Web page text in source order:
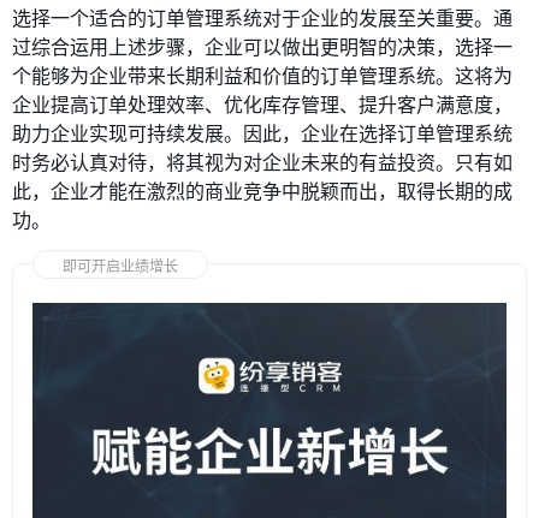
选择一个适合的订单管理系统对于企业的发展至关重要。通
过综合运用上述步骤，企业可以做出更明智的决策，选择一
个能够为企业带来长期利益和价值的订单管理系统。这将为
企业提高订单处理效率、优化库存管理、提升客户满意度，
助力企业实现可持续发展。因此，企业在选择订单管理系统
时务必认真对待，将其视为对企业未来的有益投资。只有如
此，企业才能在激烈的商业竞争中脱颖而出，取得长期的成
功。
即可开启业绩增长